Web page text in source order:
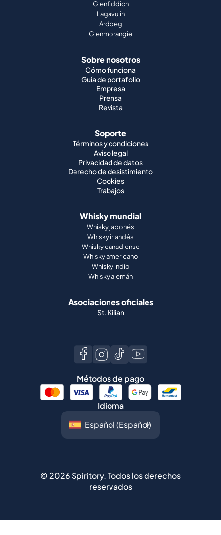
Sobre nosotros
Cómo funciona
Guía de portafolio
Empresa
Revista
Soporte
Términos y condiciones
Aviso legal
Privacidad de datos
Cookies
Trabajos
Whisky mundial
Whisky japonés
Whisky irlandés
Whisky canadiense
Whisky indio
Whisky alemán
Asociaciones oficiales
St. Kilian
Idioma
2026Spiritory. Todos los derechos
reservados